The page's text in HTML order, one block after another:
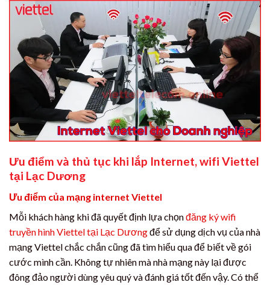
Ưu điểm và thủ tục khi lắp Internet, wifi Viettel
tại Lạc Dương
Ưu điểm của mạng internet Viettel
Mỗi khách hàng khi đã quyết định lựa chọnđăng ký wifi
truyền hình Viettel tại Lạc Dươngđể sử dụng dịch vụ của nhà
mạng Viettel chắc chắn cũng đã tìm hiểu qua để biết về gói
cước mình cần. Không tự nhiên mà nhà mạng này lại được
đông đảo người dùng yêu quý và đánh giá tốt đến vậy. Có thể